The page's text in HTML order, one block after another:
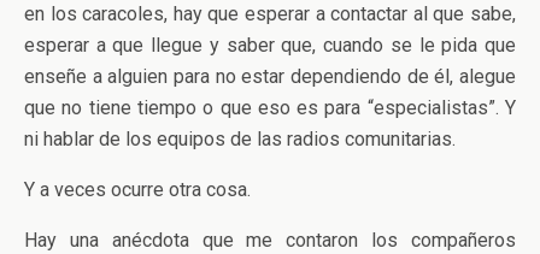
en los caracoles, hay que esperar a contactar al que sabe,
esperar a que llegue y saber que, cuando se le pida que
enseñe a alguien para no estar dependiendo de él, alegue
que no tiene tiempo o que eso es para “especialistas”. Y
ni hablar de los equipos de las radios comunitarias.
Y a veces ocurre otra cosa.
Hay una anécdota que me contaron los compañeros